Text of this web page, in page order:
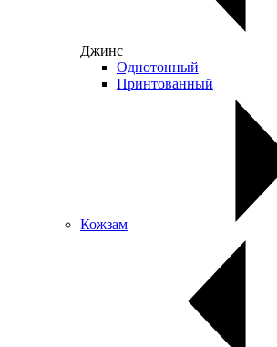
Джинс
Однотонный
Принтованный
Кожзам